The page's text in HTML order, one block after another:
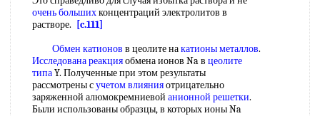
очень большихконцентраций электролитов в
растворе.
[c.111]
Обмен катионов в цеолите накатионы металлов.
Исследована реакцияобмена ионов Na в цеолите
типаY. Полученные при этом результаты
рассмотрены сучетом влиянияотрицательно
заряженной алюмокремниевой анионной решетки.
Были использованы образцы, в которых ионы Na